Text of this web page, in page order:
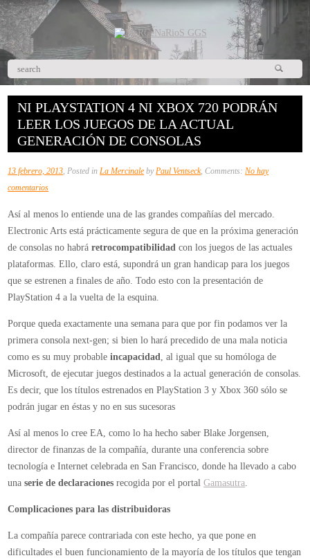
NI PLAYSTATION 4 NI XBOX 720 PODRÁN
LEER LOS JUEGOS DE LA ACTUAL
GENERACIÓN DE CONSOLAS
13 febrero, 2013, Posted inLa Mercinale byPaul Ventseck, Comments:No hay
comentariosen
PlayStation
4
ni
Xbox
720
podrán
leer
los
juegos
de
la
actual
de
consolas
Así al menos lo entiende una de las grandes compañías del mercado.
Electronic Arts está prácticamente segura de que en la próxima generación
de consolas no habrá retrocompatibilidad con los juegos de las actuales
plataformas. Ello, claro está, supondrá un gran handicap para los juegos
que se estrenen a finales de año. Todo esto con la presentación de
PlayStation 4 a la vuelta de la esquina.
Porque queda exactamente una semana para que por fin podamos ver la
primera consola next-gen; si bien lo hará precedido de una mala noticia
como es su muy probableincapacidad, al igual que su homóloga de
Microsoft, de ejecutar juegos destinados a la actual generación de consolas.
Es decir, que los títulos estrenados en PlayStation 3 y Xbox 360 sólo se
podrán jugar en éstas y no en sus sucesoras
Así al menos lo cree EA, como lo ha hecho saber Blake Jorgensen,
director de finanzas de la compañía, durante una conferencia sobre
tecnología e Internet celebrada en San Francisco, donde ha llevado a cabo
unaserie de declaraciones recogida por el portalGamasutra.
Complicaciones para las distribuidoras
La compañía parece contrariada con este hecho, ya que pone en
dificultades el buen funcionamiento de la mayoría de los títulos que tengan